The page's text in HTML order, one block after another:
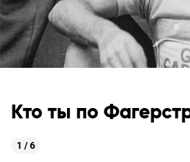
Кто ты по
1 / 6